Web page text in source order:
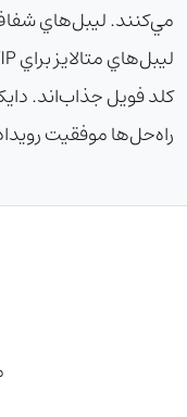
مي‌کنند. ليبل‌هاي
کلد فويل جذاب‌اند.
راه‌حل‌ها موفقيت